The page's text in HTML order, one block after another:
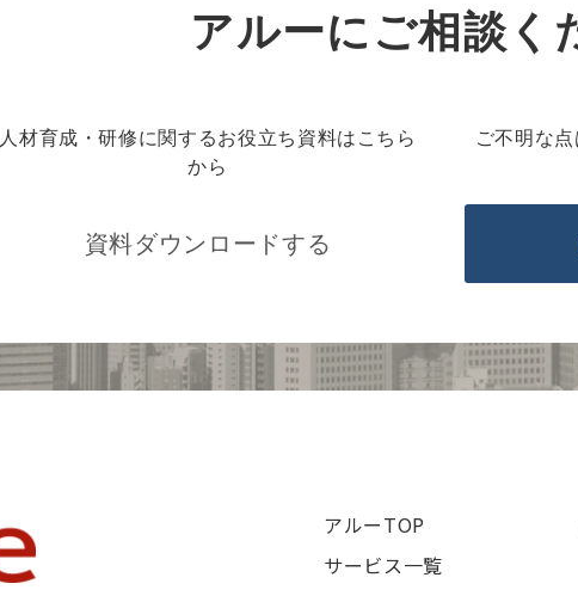
アルーにご相談く
人材育成・研修に関するお役立ち資料はこちら
から
資料ダウンロードする
ご不明な
アルーTOP
サービス一覧